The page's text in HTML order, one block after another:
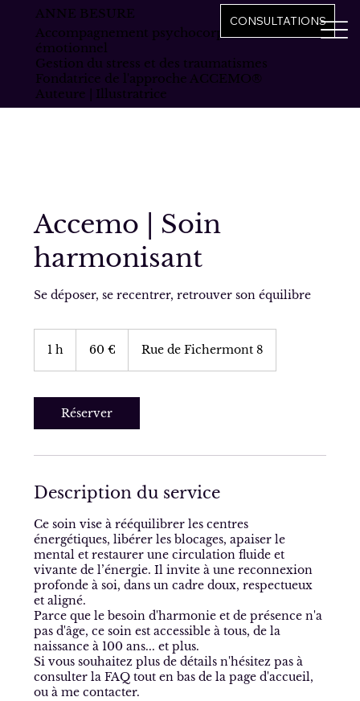
ANNE BESURE
Accompagnement psychocorporel et
émotionnel
Gestion du stress et des traumatismes
Fondatrice de l'approche ACCEMO®
Auteure | Illustratrice
CONSULTATIONS
Accemo | Soin
harmonisant
Se déposer, se recentrer, retrouver son équilibre
1 h 60 € Rue de Fichermont 8
Réserver
Description du service
Ce soin vise à rééquilibrer les centres
énergétiques, libérer les blocages, apaiser le
mental et restaurer une circulation fluide et
vivante de l’énergie. Il invite à une reconnexion
profonde à soi, dans un cadre doux, respectueux
et aligné.
Parce que le besoin d'harmonie et de présence n'a
pas d'âge, ce soin est accessible à tous, de la
naissance à 100 ans... et plus.
Si vous souhaitez plus de détails n'hésitez pas à
consulter la FAQ tout en bas de la page d'accueil,
ou à me contacter.